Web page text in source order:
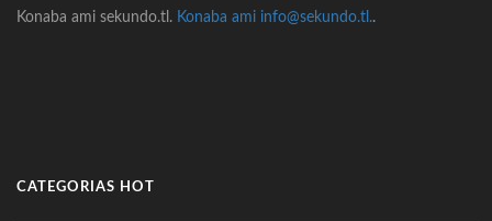
Konaba ami sekundo.tl. Konaba ami info@sekundo.tl..
CATEGORIAS HOT